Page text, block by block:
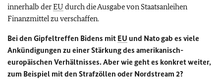
innerhalb derEU durch die Ausgabe von Staatsanleihen
Finanzmittel zu verschaffen.
Bei den Gipfeltreffen Bidens mit EU und Nato gab es viele
Ankündigungen zu einer Stärkung des amerikanisch-
europäischen Verhältnisses. Aber wie geht es konkret weiter,
zum Beispiel mit den Strafzöllen oder Nordstream 2?